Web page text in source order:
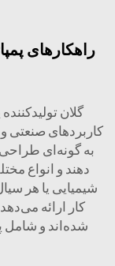
راهکارهای
گلان
کاربردهای
به گونه‌ای
دهند و انواع
شیمیایی یا هر
کار ارائه
شده‌اند و شامل